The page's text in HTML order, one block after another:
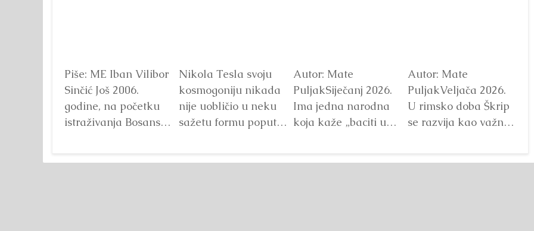
Piše: ME Iban Vilibor
Sinčić Još 2006.
godine, na početku
istraživanja Bosanske
Nikola Tesla svoju
kosmogoniju nikada
nije uobličio u neku
sažetu formu poput
Autor: Mate
PuljakSiječanj 2026.
Ima jedna narodna
koja kaže „baciti u
Autor: Mate
PuljakVeljača 2026.
U rimsko doba Škrip
se razvija kao važno